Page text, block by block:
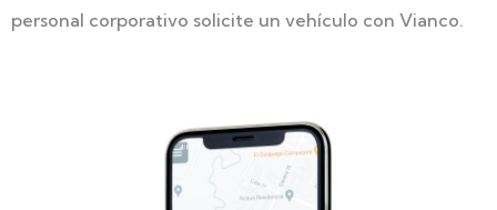
personal corporativo solicite un vehículo con Vianco.